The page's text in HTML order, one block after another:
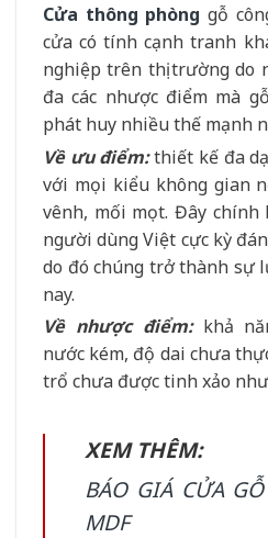
Cửa thông phòng gỗ
cửa có tính cạnh tranh
nghiệp trên thị trường do
đa các nhược điểm mà
phát huy nhiều thế mạnh
Về ưu điểm:thiết kế đa
với mọi kiểu không gian
vênh, mối mọt. Đây
người dùng Việt cực kỳ
do đó chúng trở thành sự
nay.
Về nhược điểm: khả
nước kém, độ dai chưa
trổ chưa được tinh xảo
XEM THÊM:
BÁO GIÁ CỬA
MDF